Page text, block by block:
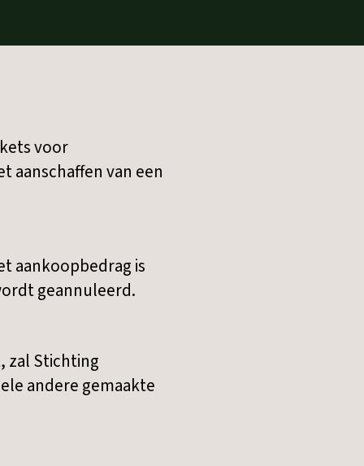
voor
aanschaffen van een
aankoopbedrag is
geannuleerd.
zal Stichting
andere gemaakte